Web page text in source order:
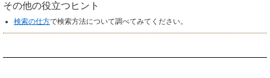
その他の役立つヒント
検索の仕方で検索方法について調べてみてください。